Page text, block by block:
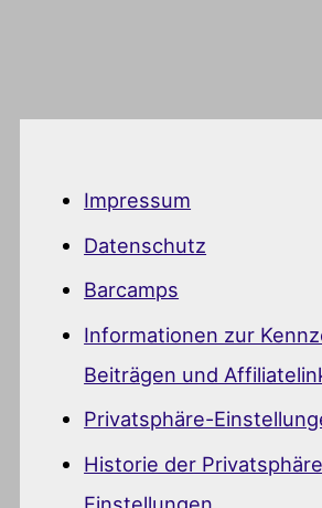
Impressum
Datenschutz
Barcamps
Informationen zur
Beiträgen und
Privatsphäre-
Historie der